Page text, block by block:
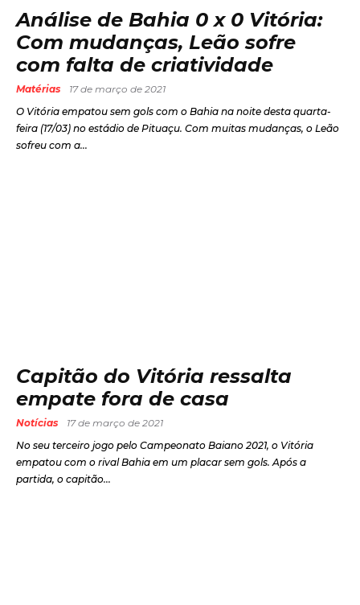
Análise de Bahia 0 x 0 Vitória:
Com mudanças, Leão sofre
com falta de criatividade
Matérias
17 de março de 2021
O Vitória empatou sem gols com o Bahia na noite desta quarta-
feira (17/03) no estádio de Pituaçu. Com muitas mudanças, o Leão
sofreu com a...
Capitão do Vitória ressalta
empate fora de casa
Notícias
17 de março de 2021
No seu terceiro jogo pelo Campeonato Baiano 2021, o Vitória
empatou com o rival Bahia em um placar sem gols. Após a
partida, o capitão...